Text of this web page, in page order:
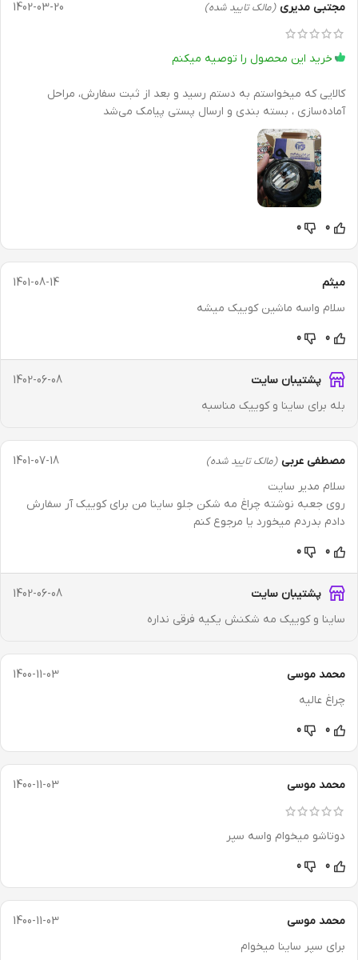
مجتبی مدیری (مالک تایید شده) 1402-03-20
خرید این محصول را توصیه میکنم
کالایی که میخواستم به دستم رسید و بعد از ثبت سفارش، مراحل
آماده‌سازی ، بسته بندی و ارسال پستی پیامک می‌شد
0
0
میثم
1401-08-14
سلام واسه ماشین کوییک میشه
0
0
پشتیبان سایت
1402-06-08
بله برای ساینا و کوییک مناسبه
مصطفی عربی (مالک تایید شده)
1401-07-18
سلام مدیر سایت
روی جعبه نوشته چراغ مه شکن جلو ساینا من برای کوییک آر سفارش
دادم بدردم میخورد یا مرجوع کنم
0
0
پشتیبان سایت
1402-06-08
ساینا و کوییک مه شکنش یکیه فرقی نداره
محمد موسی
1400-11-03
چراغ عالیه
0
0
محمد موسی 1400-11-03
دوتاشو میخوام واسه سپر
0
0
محمد موسی
1400-11-03
برای سپر ساینا میخوام